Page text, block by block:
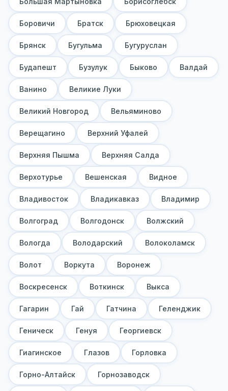
Боровичи Братск Брюховецкая
Брянск Бугульма Бугуруслан
Будапешт Бузулук Быково Валдай
Ванино Великие Луки
Великий Новгород Вельяминово
Верещагино Верхний Уфалей
Верхняя Пышма Верхняя Салда
Верхотурье Вешенская Видное
Владивосток Владикавказ Владимир
Волгоград Волгодонск Волжский
Вологда Володарский Волоколамск
Волот Воркута Воронеж
Воскресенск Воткинск Выкса
Гагарин Гай Гатчина Геленджик
Геническ Генуя Георгиевск
Гиагинское Глазов Горловка
Горно-Алтайск Горнозаводск